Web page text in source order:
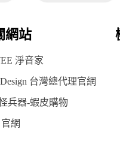
網站
淨音家
台灣總代理官網
兵器-蝦皮購物
網